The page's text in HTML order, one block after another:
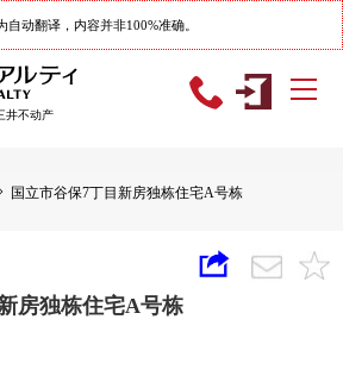
自动翻译，内容并非100%准确。
井不动产
国立市谷保7丁目新房独栋住宅A号栋
房独栋住宅A号栋